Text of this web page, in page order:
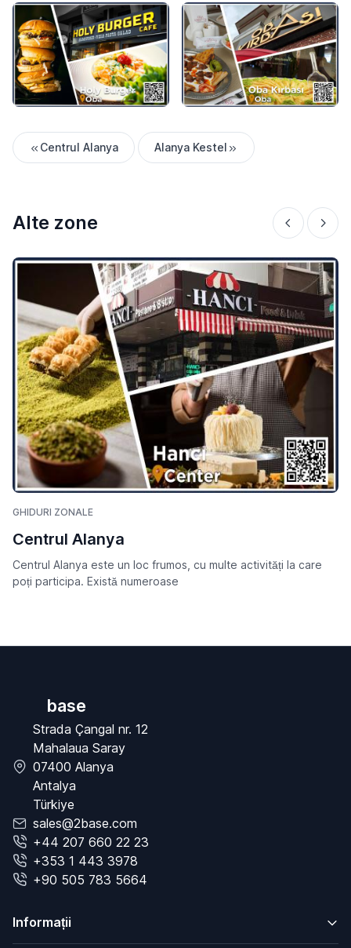
Centrul Alanya Alanya Kestel
Alte zone
GHIDURI ZONALE
Centrul Alanya
Centrul Alanya este un loc frumos, cu multe activități la care
poți participa. Există numeroase
base
Strada Çangal nr. 12
Mahalaua Saray
07400 Alanya
Antalya
Türkiye
sales@2base.com
+44 207 660 22 23
+353 1 443 3978
+90 505 783 5664
Informații